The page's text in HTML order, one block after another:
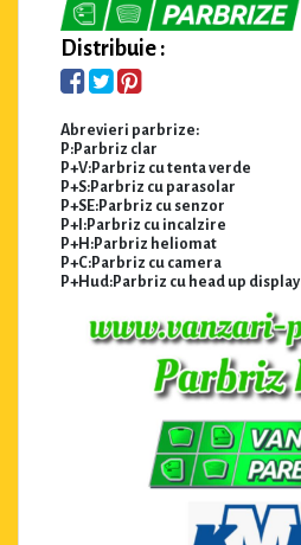
Distribuie :
Abrevieri parbrize:
P:Parbriz clar
P+V:Parbriz cu tenta verde
P+S:Parbriz cu parasolar
P+SE:Parbriz cu senzor
P+I:Parbriz cu incalzire
P+H:Parbriz heliomat
P+C:Parbriz cu camera
P+Hud:Parbriz cu head up display